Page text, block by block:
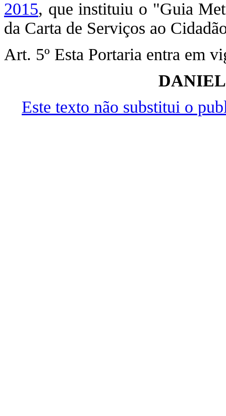
2015, que instituiu o "Guia
da Carta de Serviços ao
Art. 5º Esta Portaria entra em
Este texto não substitui o